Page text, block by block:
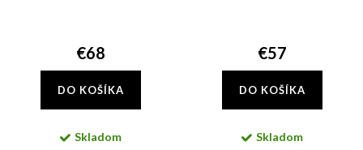
€68
DO KOŠÍKA
Skladom
€57
DO KOŠÍKA
Skladom